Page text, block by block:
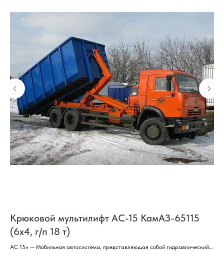
Крюковой мультилифт АС-15 КамАЗ-65115
(6х4, г/п 18 т)
АС 15» — Мобильная автосистема, представляющая собой гидравлический